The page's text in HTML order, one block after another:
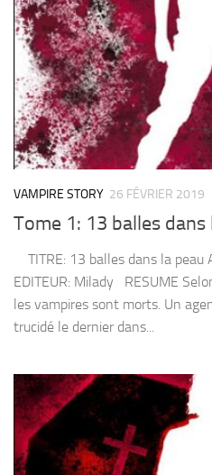
VAMPIRE STORY 26 FÉVRIER 2019
Tome 1: 13 balles dans
TITRE: 13 balles dans la peau
EDITEUR: Milady RESUME
les vampires sont morts. Un
trucidé le dernier dans...